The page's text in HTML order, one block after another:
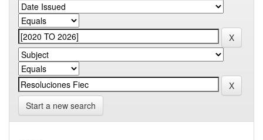
Start a new search